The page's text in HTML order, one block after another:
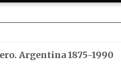
Argentina 1875-1990